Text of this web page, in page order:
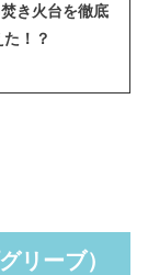
き火台を徹底
！？
リーブ）